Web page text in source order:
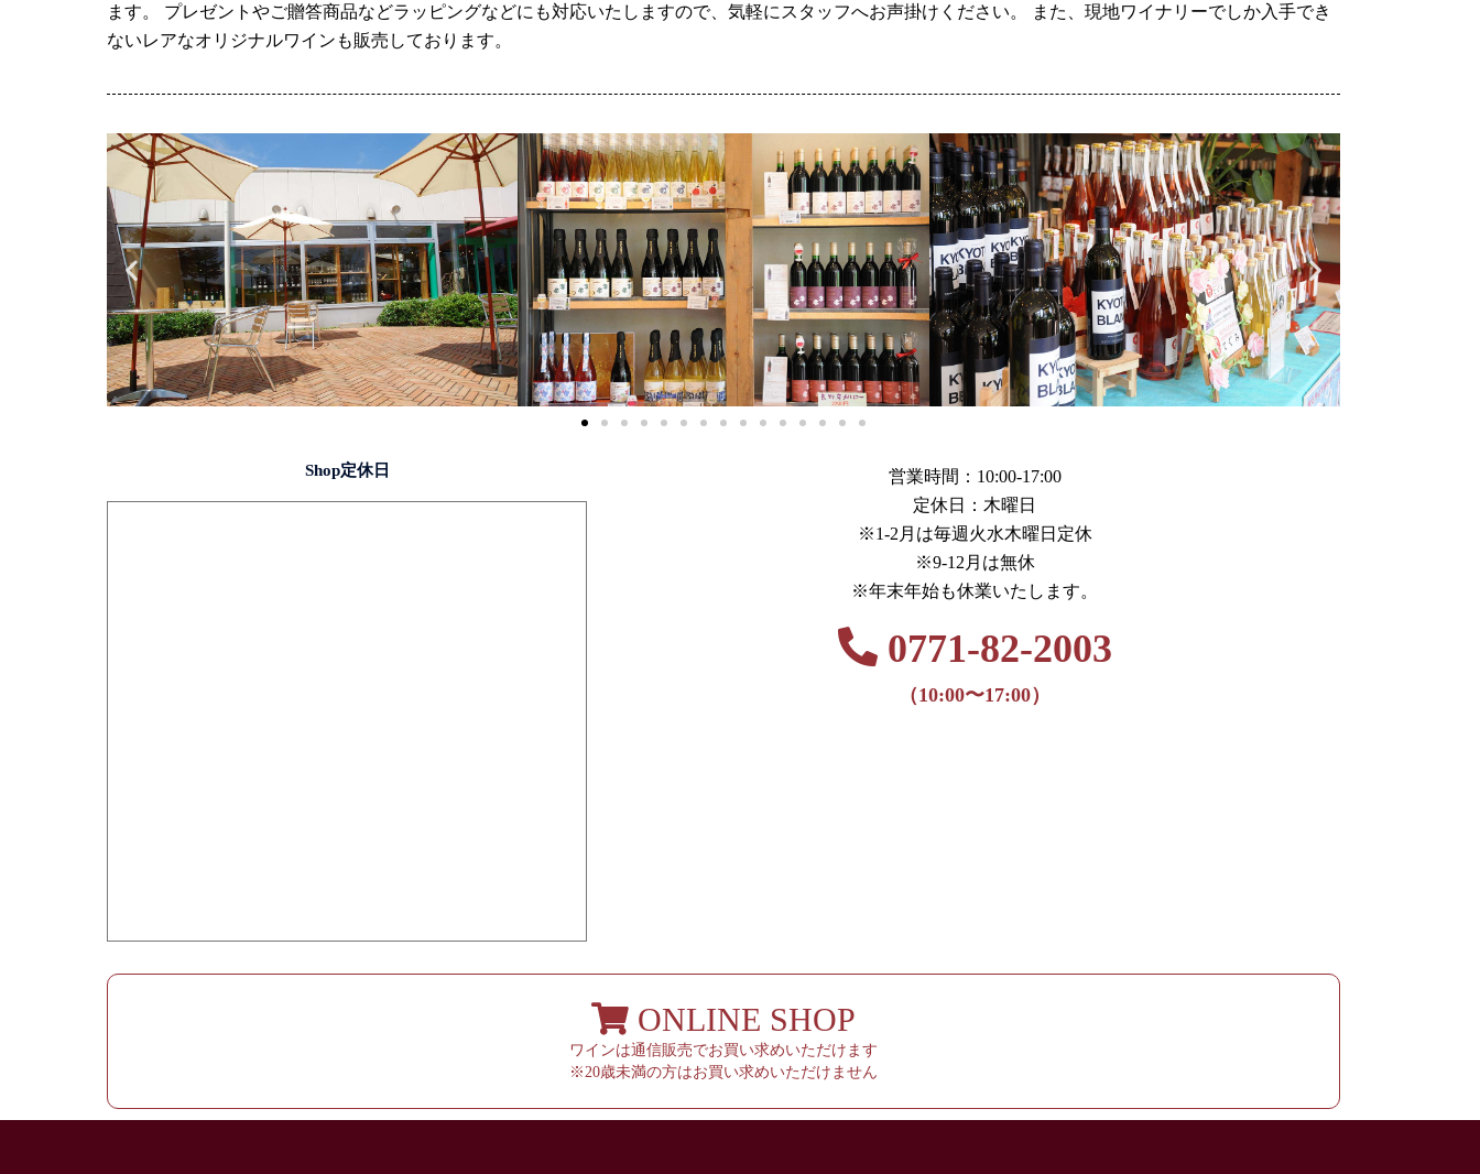
ます。 プレゼントやご贈答商品などラッピングなどにも対応いたしますので、気軽にスタッフへお声掛けください。 また、現地ワイナリーでしか入手でき
ないレアなオリジナルワインも販売しております。
Shop定休日
営業時間：10:00-17:00
定休日：木曜日
※1-2月は毎週火水木曜日定休
※9-12月は無休
※年末年始も休業いたします。
0771-82-2003
（10:00〜17:00）
ONLINE SHOP
ワインは通信販売でお買い求めいただけます
※20歳未満の方はお買い求めいただけません